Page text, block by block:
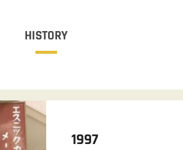
HISTORY
1997